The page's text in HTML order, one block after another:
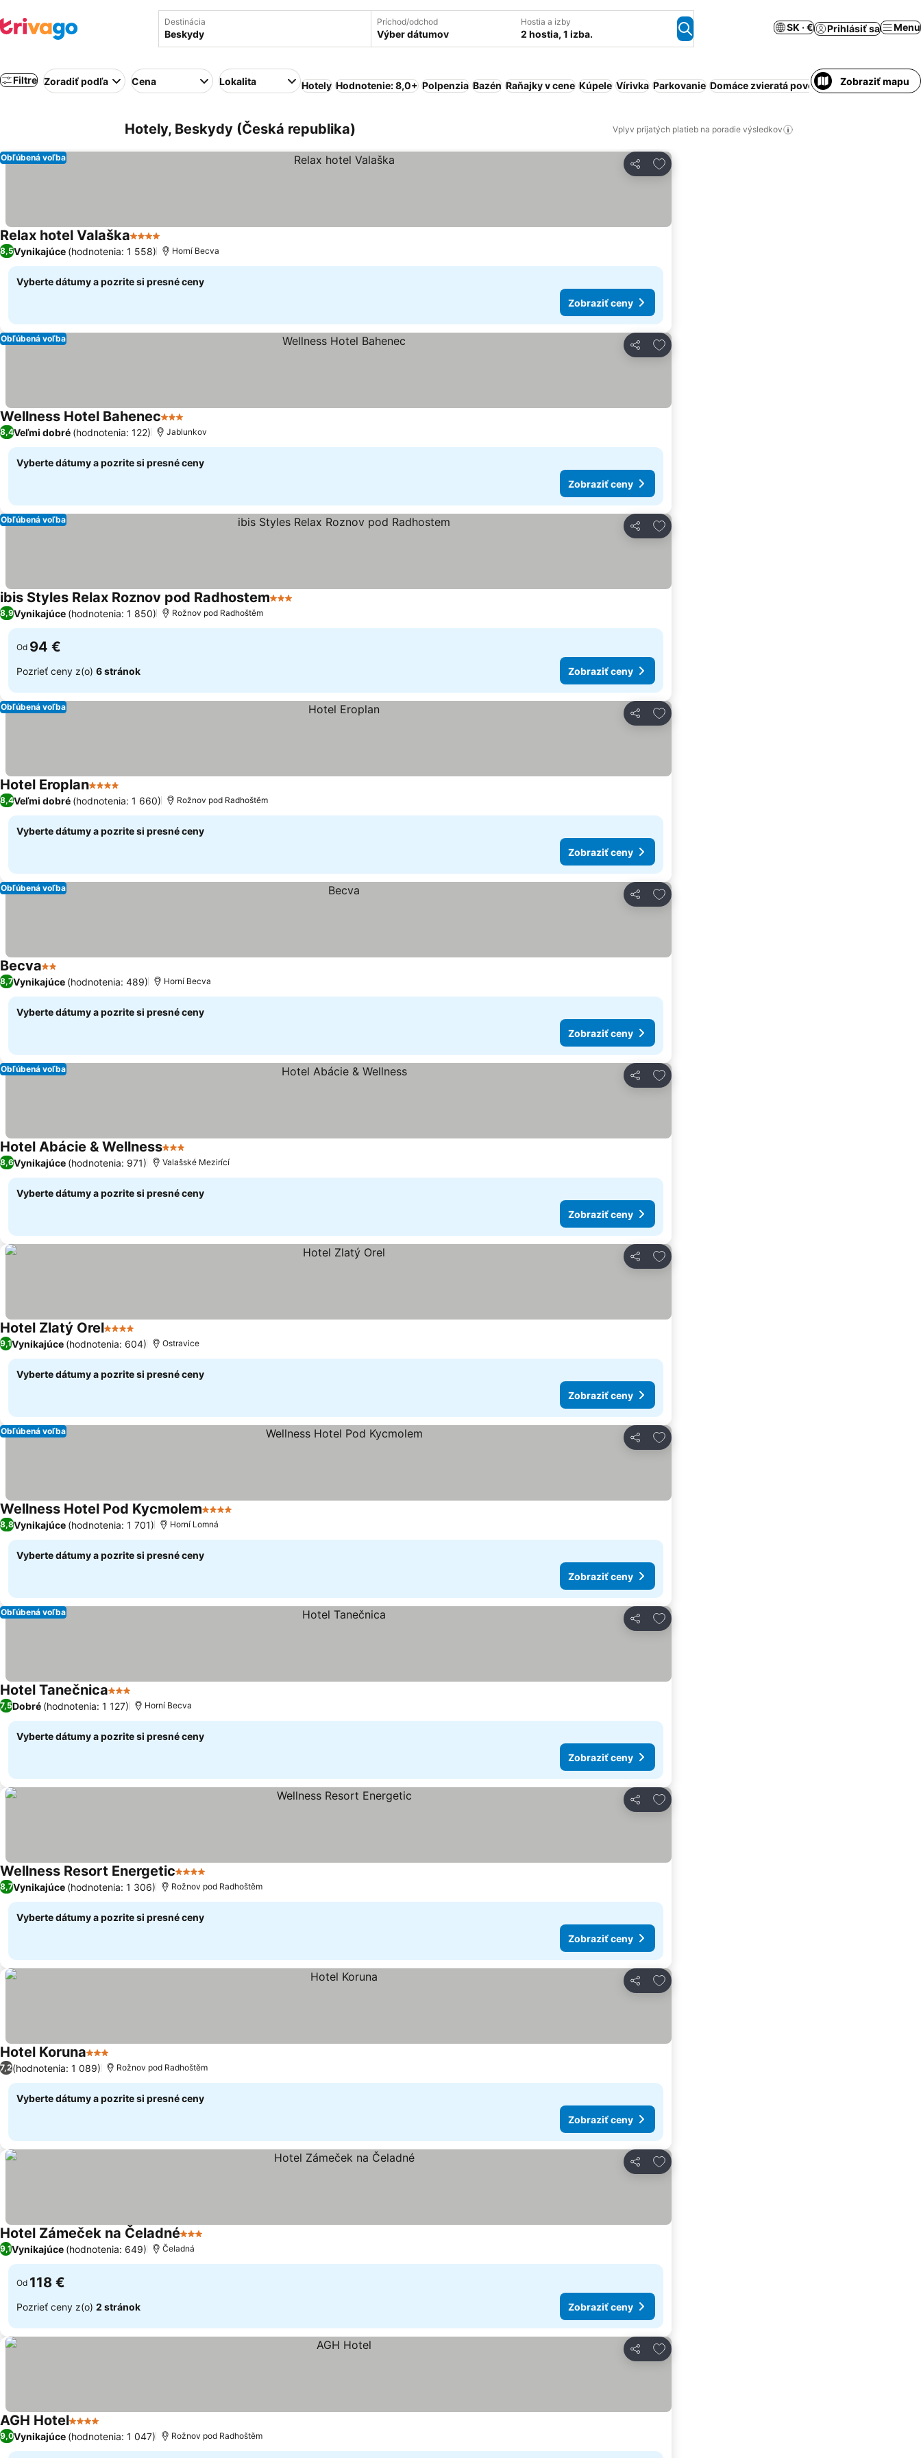
Destinácia Príchod/odchod
Výber dátumov
Hostia a izby
2 hostia, 1 izba.
SK · € Prihlásiť sa Menu
Filtre Zoradiť podľa Cena Lokalita Hotely Hodnotenie: 8,0+ Polpenzia Bazén Raňajky v cene Kúpele Vírivka Parkovanie Domáce zvieratá povolené Hosťovský dom
Zobraziť mapu
Hotely, Beskydy (Česká republika) Vplyv prijatých platieb na poradie výsledkov
Zdieľať
Pridať do obľúbených
Obľúbená voľba
Relax hotel Valaška4 Počet hviezdičiek
8,5Vynikajúce (hodnotenia: 1 558) Horní Becva
Vyberte dátumy a pozrite si presné ceny
Zobraziť ceny
Zdieľať
Pridať do obľúbených
Obľúbená voľba
Wellness Hotel Bahenec3 Počet hviezdičiek
8,4Veľmi dobré (hodnotenia: 122) Jablunkov
Vyberte dátumy a pozrite si presné ceny
Zobraziť ceny
Zdieľať
Pridať do obľúbených
Obľúbená voľba
ibis Styles Relax Roznov pod Radhostem3 Počet hviezdičiek
8,9Vynikajúce (hodnotenia: 1 850) Rožnov pod Radhoštěm
Od 94 €
Pozrieť ceny z(o) 6 stránok Zobraziť ceny
Zdieľať
Pridať do obľúbených
Obľúbená voľba
Hotel Eroplan4 Počet hviezdičiek
8,4Veľmi dobré (hodnotenia: 1 660) Rožnov pod Radhoštěm
Vyberte dátumy a pozrite si presné ceny
Zobraziť ceny
Zdieľať
Pridať do obľúbených
Obľúbená voľba
Becva2 Počet hviezdičiek
8,7Vynikajúce (hodnotenia: 489) Horní Becva
Vyberte dátumy a pozrite si presné ceny
Zobraziť ceny
Zdieľať
Pridať do obľúbených
Obľúbená voľba
Hotel Abácie & Wellness3 Počet hviezdičiek
8,6Vynikajúce (hodnotenia: 971) Valašské Mezirící
Vyberte dátumy a pozrite si presné ceny
Zobraziť ceny
Zdieľať
Pridať do obľúbených
Hotel Zlatý Orel4 Počet hviezdičiek
9,1Vynikajúce (hodnotenia: 604) Ostravice
Vyberte dátumy a pozrite si presné ceny
Zobraziť ceny
Zdieľať
Pridať do obľúbených
Obľúbená voľba
Wellness Hotel Pod Kycmolem4 Počet hviezdičiek
8,8Vynikajúce (hodnotenia: 1 701) Horní Lomná
Vyberte dátumy a pozrite si presné ceny
Zobraziť ceny
Zdieľať
Pridať do obľúbených
Obľúbená voľba
Hotel Tanečnica3 Počet hviezdičiek
7,5Dobré (hodnotenia: 1 127) Horní Becva
Vyberte dátumy a pozrite si presné ceny
Zobraziť ceny
Zdieľať
Pridať do obľúbených
Wellness Resort Energetic4 Počet hviezdičiek
8,7Vynikajúce (hodnotenia: 1 306) Rožnov pod Radhoštěm
Vyberte dátumy a pozrite si presné ceny
Zobraziť ceny
Zdieľať
Pridať do obľúbených
Hotel Koruna3 Počet hviezdičiek
7,2(hodnotenia: 1 089) Rožnov pod Radhoštěm
Vyberte dátumy a pozrite si presné ceny
Zobraziť ceny
Zdieľať
Pridať do obľúbených
Hotel Zámeček na Čeladné3 Počet hviezdičiek
9,1Vynikajúce (hodnotenia: 649) Čeladná
Od 118 €
Pozrieť ceny z(o) 2 stránok Zobraziť ceny
Zdieľať
Pridať do obľúbených
AGH Hotel4 Počet hviezdičiek
9,0Vynikajúce (hodnotenia: 1 047) Rožnov pod Radhoštěm